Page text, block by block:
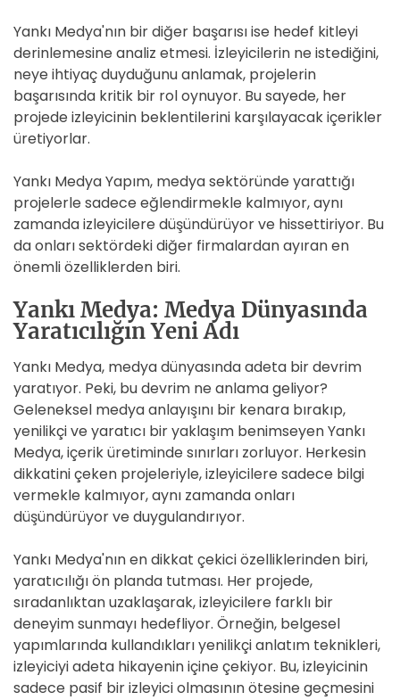
Yankı Medya'nın bir diğer başarısı ise hedef kitleyi
derinlemesine analiz etmesi. İzleyicilerin ne istediğini,
neye ihtiyaç duyduğunu anlamak, projelerin
başarısında kritik bir rol oynuyor. Bu sayede, her
projede izleyicinin beklentilerini karşılayacak içerikler
üretiyorlar.
Yankı Medya Yapım, medya sektöründe yarattığı
projelerle sadece eğlendirmekle kalmıyor, aynı
zamanda izleyicilere düşündürüyor ve hissettiriyor. Bu
da onları sektördeki diğer firmalardan ayıran en
önemli özelliklerden biri.
Yankı Medya: Medya Dünyasında
Yaratıcılığın Yeni Adı
Yankı Medya, medya dünyasında adeta bir devrim
yaratıyor. Peki, bu devrim ne anlama geliyor?
Geleneksel medya anlayışını bir kenara bırakıp,
yenilikçi ve yaratıcı bir yaklaşım benimseyen Yankı
Medya, içerik üretiminde sınırları zorluyor. Herkesin
dikkatini çeken projeleriyle, izleyicilere sadece bilgi
vermekle kalmıyor, aynı zamanda onları
düşündürüyor ve duygulandırıyor.
Yankı Medya'nın en dikkat çekici özelliklerinden biri,
yaratıcılığı ön planda tutması. Her projede,
sıradanlıktan uzaklaşarak, izleyicilere farklı bir
deneyim sunmayı hedefliyor. Örneğin, belgesel
yapımlarında kullandıkları yenilikçi anlatım teknikleri,
izleyiciyi adeta hikayenin içine çekiyor. Bu, izleyicinin
sadece pasif bir izleyici olmasının ötesine geçmesini